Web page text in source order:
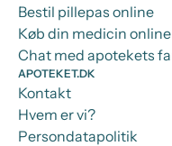
Bestil pillepas online
Køb din medicin online
Chat med apotekets
APOTEKET.DK
Kontakt
Hvem er vi?
Persondatapolitik